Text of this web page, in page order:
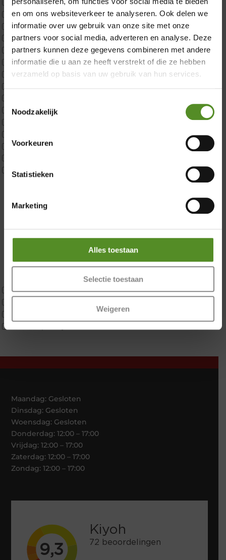
en om ons websiteverkeer te analyseren. Ook delen we
informatie over uw gebruik van onze site met onze
partners voor social media, adverteren en analyse. Deze
partners kunnen deze gegevens combineren met andere
informatie die u aan ze heeft verstrekt of die ze hebben
verzameld op basis van uw gebruik van hun services.
Toestemmingsselectie
Noodzakelijk
Voorkeuren
Statistieken
Marketing
Alles toestaan
Selectie toestaan
Weigeren
2x p650 1pers
Custom
CustomBoxspring
ErkendMatras 1 Pers
ErkendMatras 2 Pers
ErkendMatras twijfelaar product
Matrassen
p350 2 Pers
P650 25cm Tweepersoons een kern aanpasbaar
Toppers
2 personen
Twijfelaar
Latex
Tweepersoons 1 kern
Tweepersoons 2 kernen
Maandag: Gesloten
Dinsdag: Gesloten
Woensdag: Gesloten
Donderdag: 12:00 – 17:00
Vrijdag: 12:00 – 17:00
Zaterdag: 12:00 – 17:00
Zondag: 12:00 – 17:00
Donderdag 12:00 – 17:00
Zaterdag 12:00 – 17:00